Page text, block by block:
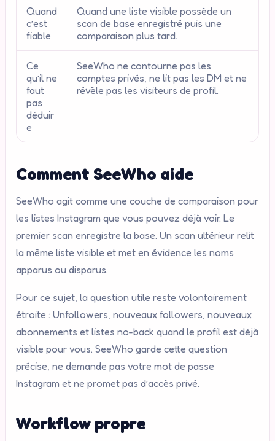
Quand
c’est
fiable
Quand une liste visible possède un
scan de base enregistré puis une
comparaison plus tard.
Ce
qu’il ne
faut
pas
déduir
e
SeeWho ne contourne pas les
comptes privés, ne lit pas les DM et ne
révèle pas les visiteurs de profil.
Comment SeeWho aide
SeeWho agit comme une couche de comparaison pour
les listes Instagram que vous pouvez déjà voir. Le
premier scan enregistre la base. Un scan ultérieur relit
la même liste visible et met en évidence les noms
apparus ou disparus.
Pour ce sujet, la question utile reste volontairement
étroite : Unfollowers, nouveaux followers, nouveaux
abonnements et listes no-back quand le profil est déjà
visible pour vous. SeeWho garde cette question
précise, ne demande pas votre mot de passe
Instagram et ne promet pas d’accès privé.
Workflow propre